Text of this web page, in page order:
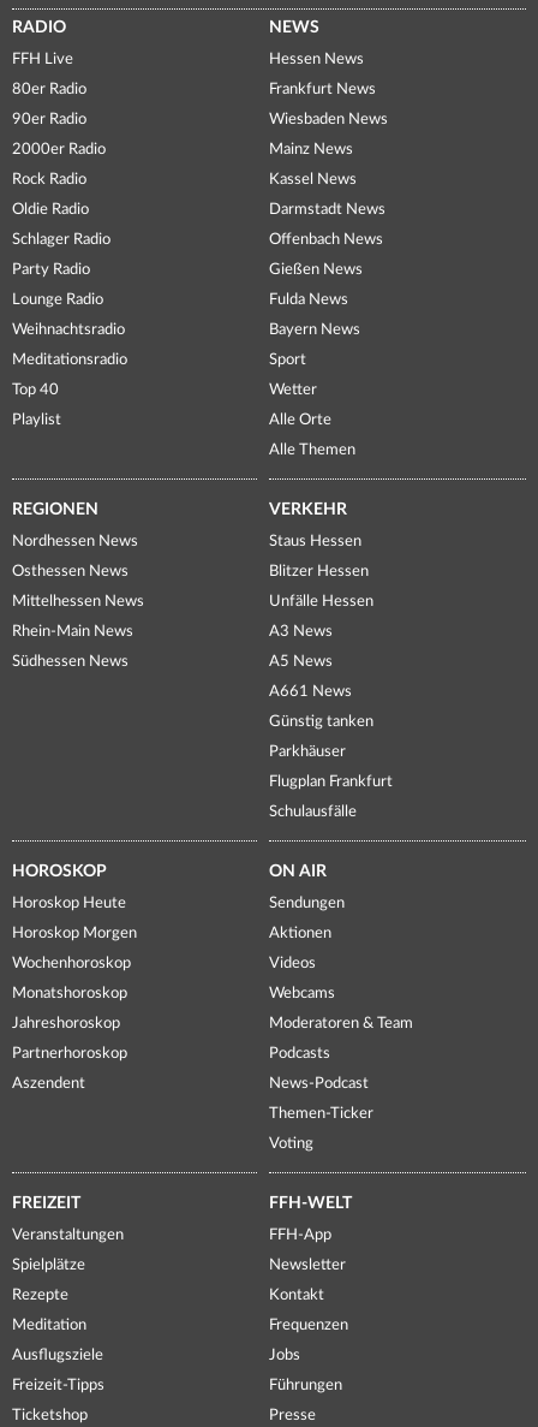
RADIO
FFH Live
80er Radio
90er Radio
2000er Radio
Rock Radio
Oldie Radio
Schlager Radio
Party Radio
Lounge Radio
Weihnachtsradio
Meditationsradio
Top 40
Playlist
NEWS
Hessen News
Frankfurt News
Wiesbaden News
Mainz News
Kassel News
Darmstadt News
Offenbach News
Gießen News
Fulda News
Bayern News
Sport
Wetter
Alle Orte
Alle Themen
REGIONEN
Nordhessen News
Osthessen News
Mittelhessen News
Rhein-Main News
Südhessen News
VERKEHR
Staus Hessen
Blitzer Hessen
Unfälle Hessen
A3 News
A5 News
A661 News
Günstig tanken
Parkhäuser
Flugplan Frankfurt
Schulausfälle
HOROSKOP
Horoskop Heute
Horoskop Morgen
Wochenhoroskop
Monatshoroskop
Jahreshoroskop
Partnerhoroskop
Aszendent
ON AIR
Sendungen
Aktionen
Videos
Webcams
Moderatoren & Team
Podcasts
News-Podcast
Themen-Ticker
Voting
FREIZEIT
Veranstaltungen
Spielplätze
Rezepte
Meditation
Ausflugsziele
Freizeit-Tipps
Ticketshop
FFH-WELT
FFH-App
Newsletter
Kontakt
Frequenzen
Jobs
Führungen
Presse